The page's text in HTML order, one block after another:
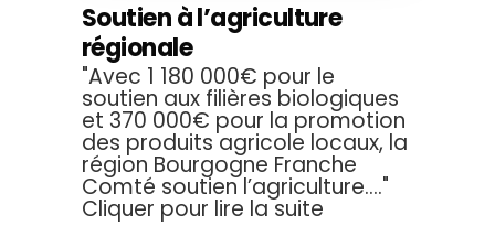
Soutien à l’agriculture
régionale
"Avec 1 180 000€ pour le
soutien aux filières biologiques
et 370 000€ pour la promotion
des produits agricole locaux, la
région Bourgogne Franche
Comté soutien l’agriculture...."
Cliquer pour lire la suite